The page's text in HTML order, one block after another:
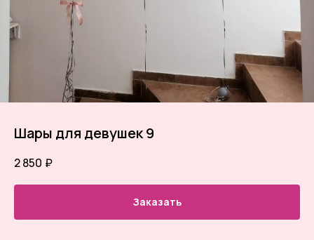
Шары для девушек 9
2 850 ₽
Заказать